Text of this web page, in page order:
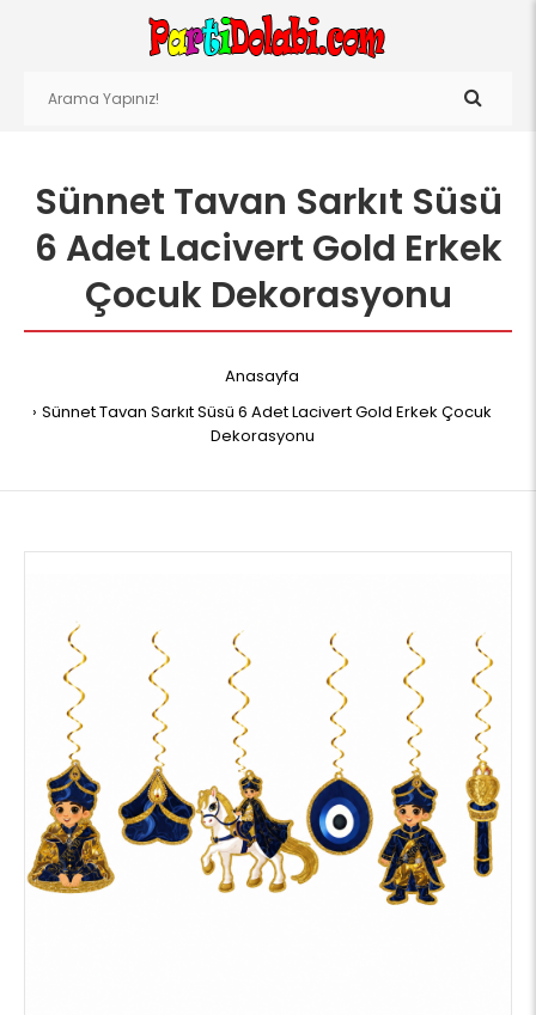
Sünnet Tavan Sarkıt Süsü
6 Adet Lacivert Gold Erkek
Çocuk Dekorasyonu
Anasayfa
Sünnet Tavan Sarkıt Süsü 6 Adet Lacivert Gold Erkek Çocuk
Dekorasyonu